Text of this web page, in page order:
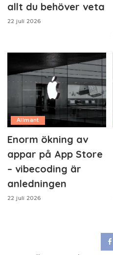
allt du behöver veta
22 juli 2026
Allmänt
Enorm ökning av
appar på App Store
– vibecoding är
anledningen
22 juli 2026